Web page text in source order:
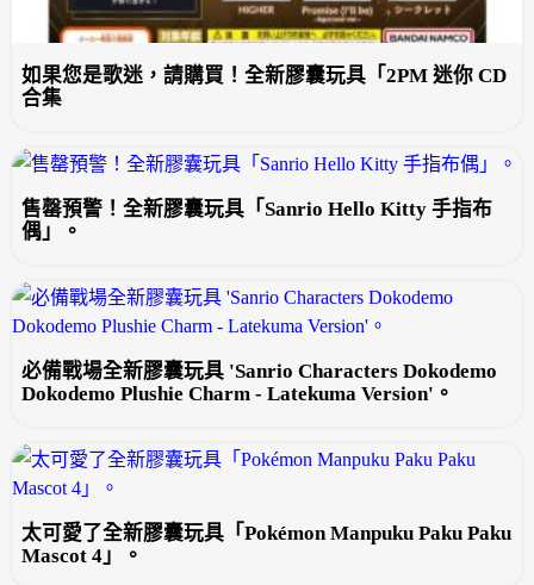
如果您是歌迷，請購買！全新膠囊玩具「2PM 迷你 CD
合集
售罄預警！全新膠囊玩具「Sanrio Hello Kitty 手指布
偶」。
必備戰場全新膠囊玩具 'Sanrio Characters Dokodemo
Dokodemo Plushie Charm - Latekuma Version'。
太可愛了全新膠囊玩具「Pokémon Manpuku Paku Paku
Mascot 4」。